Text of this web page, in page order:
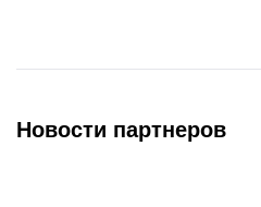
Новости партнеров